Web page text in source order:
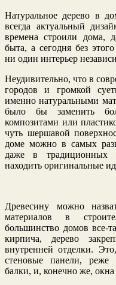
Натуральное дерево в
всегда актуальный
времена строили дома,
быта, а сегодня без
ни один интерьер
Неудивительно, что в
городов и громкой
именно натуральными
было бы заменить
композитами или
чуть шершавой
доме можно в самых
даже в традиционных
находить оригинальные
Древесину можно
материалов в
большинство домов все-
кирпича, дерево
внутренней отделки.
стеновые панели, реже
балки, и, конечно же,